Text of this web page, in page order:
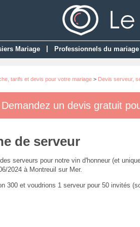
Mariage Professionnels du mariage
tarifs et devis pour votre mariage> Devis serveur,
Demandez un devis gratuit
de serveur
serveurs pour notre vin d'honneur (et
2024 à Montreuil sur Mer.
300 et voudrions 1 serveur pour 50 invités